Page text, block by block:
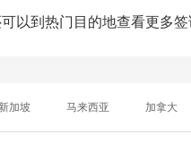
以到热门目的地查看更多
新加坡 马来西亚 加拿大